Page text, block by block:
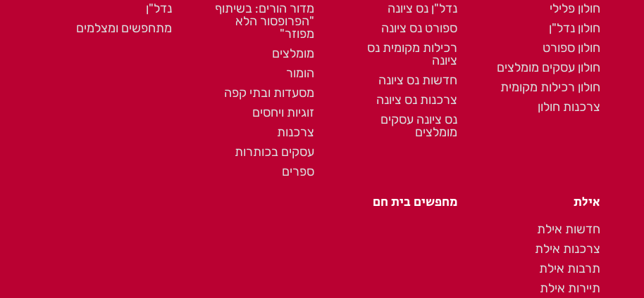
חולון פלילי
חולון נדל"ן
חולון ספורט
חולון עסקים מומלצים
חולון רכילות מקומית
צרכנות חולון
נדל"ן נס ציונה
ספורט נס ציונה
רכילות מקומית נס
ציונה
חדשות נס ציונה
צרכנות נס ציונה
נס ציונה עסקים
מומלצים
מדור הורים: בשיתוף
"הפרופסור הלא
מפוזר"
מומלצים
הומור
מסעדות ובתי קפה
זוגיות ויחסים
צרכנות
עסקים בכותרות
ספרים
נדל"ן
מתחפשים ומצלמים
אילת
חדשות אילת
צרכנות אילת
תרבות אילת
תיירות אילת
מחפשים בית חם